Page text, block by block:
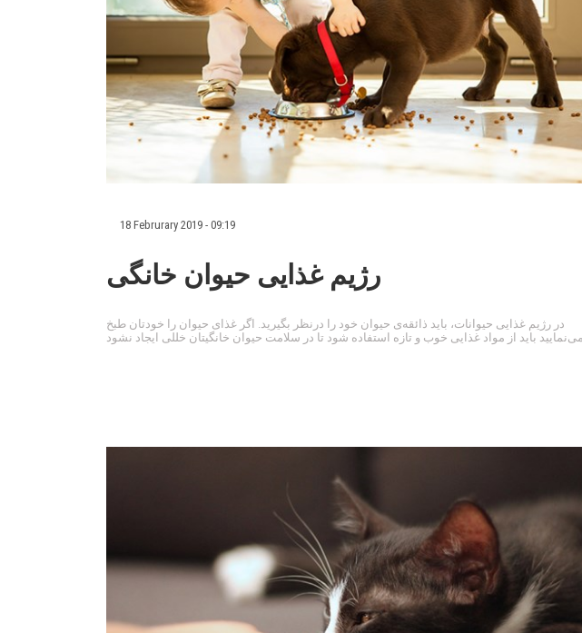
18 Februrary 2019 - 09:19
رژیم غذایی حیوان خانگی
در رژیم غذایی حیوانات، باید ذائقه‌ی حیوان خود را درنظر بگیرید. اگر غذای حیوان را خودتان طبخ